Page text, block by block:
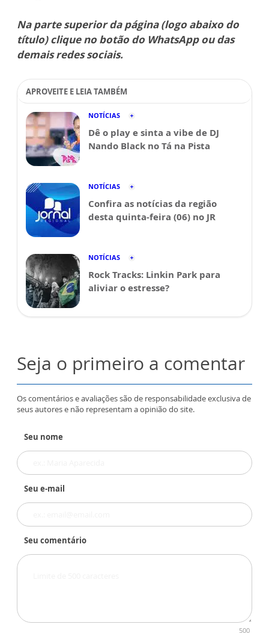
Na parte superior da página (logo abaixo do
título) clique no botão do WhatsApp ou das
demais redes sociais.
APROVEITE E LEIA TAMBÉM
NOTÍCIAS
Dê o play e sinta a vibe de DJ
Nando Black no Tá na Pista
NOTÍCIAS
Confira as notícias da região
desta quinta-feira (06) no JR
NOTÍCIAS
Rock Tracks: Linkin Park para
aliviar o estresse?
Seja o primeiro a comentar
Os comentários e avaliações são de responsabilidade exclusiva de
seus autores e não representam a opinião do site.
Seu nome
Seu e-mail
Seu comentário
500